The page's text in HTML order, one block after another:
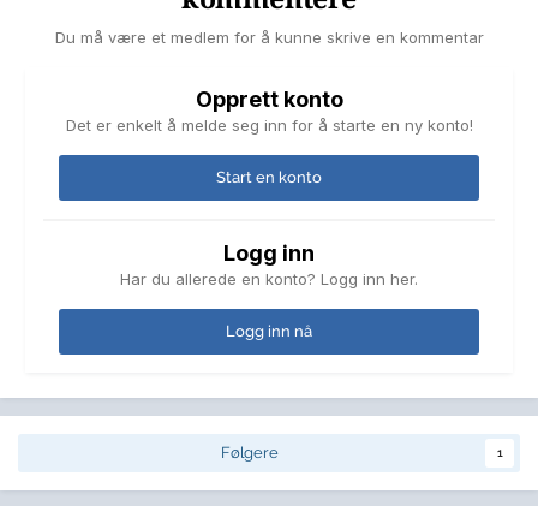
Du må være et medlem for å kunne skrive en kommentar
Opprett konto
Det er enkelt å melde seg inn for å starte en ny konto!
Start en konto
Logg inn
Har du allerede en konto? Logg inn her.
Logg inn nå
Følgere 1